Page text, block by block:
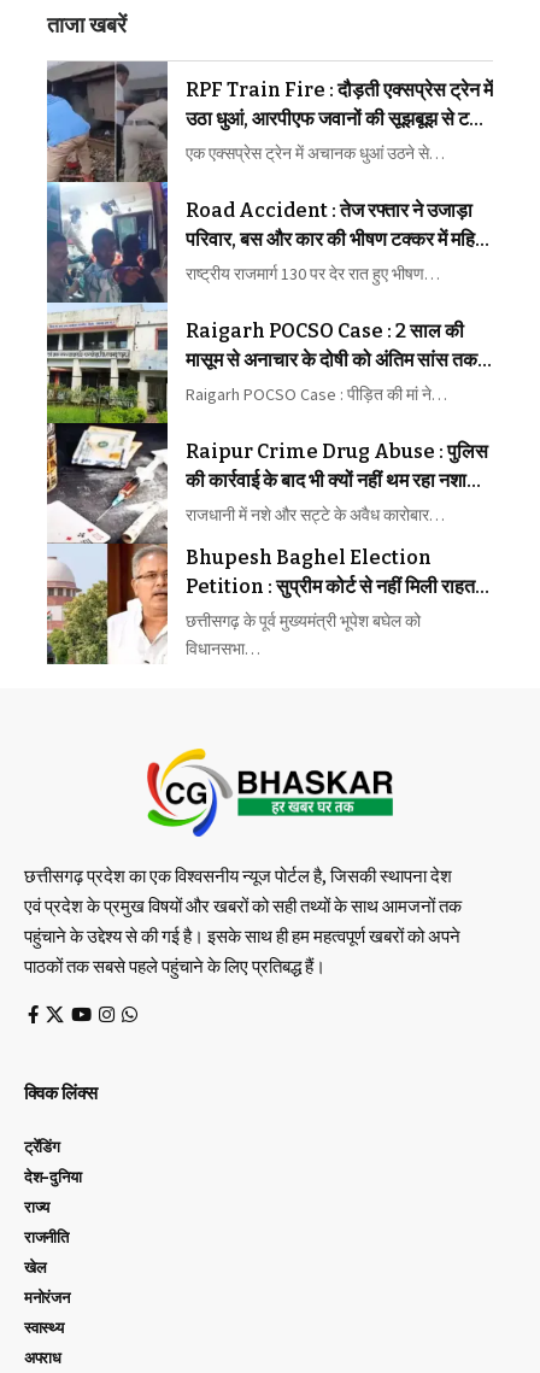
ताजा खबरें
RPF Train Fire : दौड़ती एक्सप्रेस ट्रेन में
उठा धुआं, आरपीएफ जवानों की सूझबूझ से टला
बड़ा रेल हादसा
एक एक्सप्रेस ट्रेन में अचानक धुआं उठने से…
Road Accident : तेज रफ्तार ने उजाड़ा
परिवार, बस और कार की भीषण टक्कर में महिला
की मौत, कई घायल
राष्ट्रीय राजमार्ग 130 पर देर रात हुए भीषण…
Raigarh POCSO Case : 2 साल की
मासूम से अनाचार के दोषी को अंतिम सांस तक
कारावास
Raigarh POCSO Case : पीड़ित की मां ने…
Raipur Crime Drug Abuse : पुलिस
की कार्रवाई के बाद भी क्यों नहीं थम रहा नशा
और सट्टे का कारोबार, लोगों ने उठाए बड़े
राजधानी में नशे और सट्टे के अवैध कारोबार…
Bhupesh Baghel Election
Petition : सुप्रीम कोर्ट से नहीं मिली राहत,
अब चुनाव याचिका पर आगे होगी सुनवाई
छत्तीसगढ़ के पूर्व मुख्यमंत्री भूपेश बघेल को
विधानसभा…
छत्तीसगढ़ प्रदेश का एक विश्वसनीय न्यूज पोर्टल है, जिसकी स्थापना देश
एवं प्रदेश के प्रमुख विषयों और खबरों को सही तथ्यों के साथ आमजनों तक
पहुंचाने के उद्देश्य से की गई है। इसके साथ ही हम महत्वपूर्ण खबरों को अपने
पाठकों तक सबसे पहले पहुंचाने के लिए प्रतिबद्ध हैं।
क्विक लिंक्स
ट्रेंडिंग
देश-दुनिया
राज्य
राजनीति
खेल
मनोरंजन
स्वास्थ्य
अपराध